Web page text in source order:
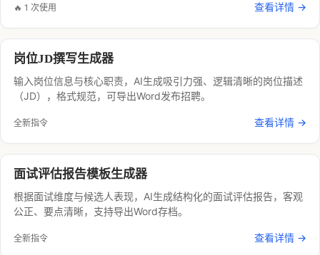
🔥 1 次使用 查看详情 →
岗位JD撰写生成器
输入岗位信息与核心职责，AI生成吸引力强、逻辑清晰的岗位描述
（JD），格式规范，可导出Word发布招聘。
全新指令 查看详情 →
面试评估报告模板生成器
根据面试维度与候选人表现，AI生成结构化的面试评估报告，客观
公正、要点清晰，支持导出Word存档。
全新指令 查看详情 →